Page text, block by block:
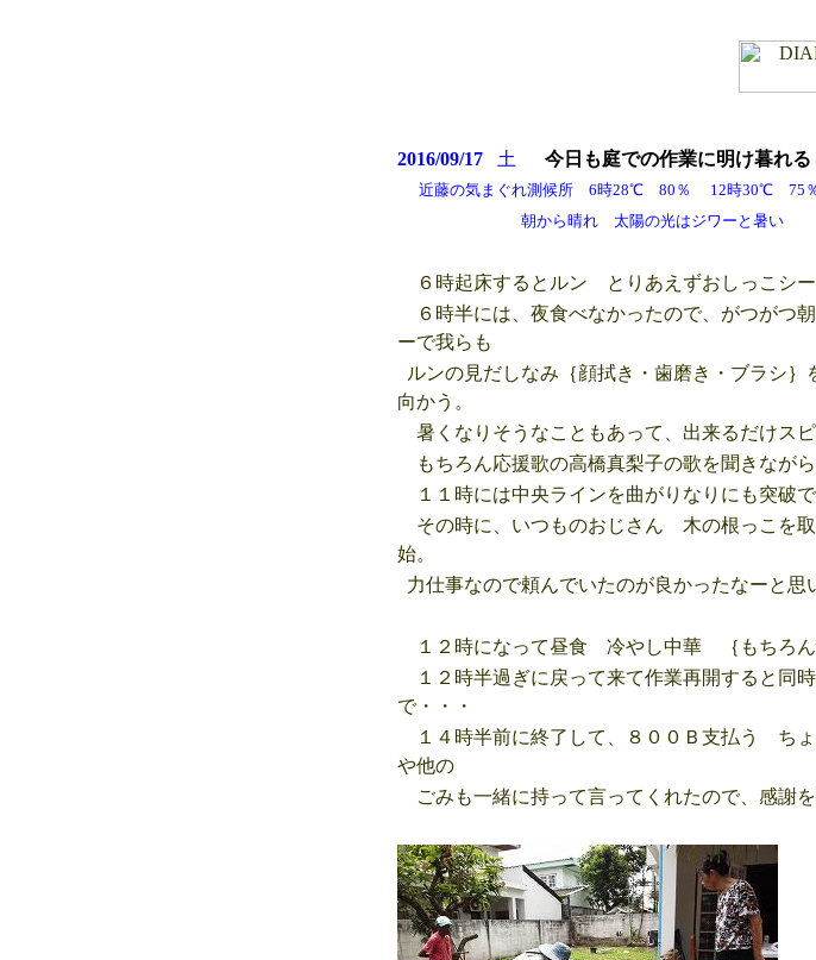
2016/09/17土 今日も庭での作業に明け暮れる
近藤の気まぐれ測候所 6時28℃ 80％ 12時30℃
朝から晴れ 太陽の光はジワーと暑い
６時起床するとルン とりあえずおしっこシー
６時半には、夜食べなかったので、がつがつ
ーで我らも
ルンの見だしなみ｛顔拭き・歯磨き・ブラシ
向かう。
暑くなりそうなこともあって、出来るだけスピ
もちろん応援歌の高橋真梨子の歌を聞きながら
１１時には中央ラインを曲がりなりにも突破で
その時に、いつものおじさん 木の根っこを取
始。
力仕事なので頼んでいたのが良かったなーと思
１２時になって昼食 冷やし中華 ｛もちろん
１２時半過ぎに戻って来て作業再開すると同
で・・・
１４時半前に終了して、８００Ｂ支払う ち
や他の
ごみも一緒に持って言ってくれたので、感謝を